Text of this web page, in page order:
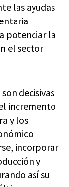
las ayudas
potenciar la
el sector
decisivas
incremento
y los
incorporar
y
así su